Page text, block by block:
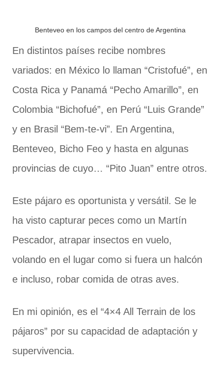
Benteveo en los campos del centro de Argentina
En distintos países recibe nombres
variados: en México lo llaman “Cristofué”, en
Costa Rica y Panamá “Pecho Amarillo”, en
Colombia “Bichofué”, en Perú “Luis Grande”
y en Brasil “Bem-te-vi”. En Argentina,
Benteveo, Bicho Feo y hasta en algunas
provincias de cuyo… “Pito Juan” entre otros.
Este pájaro es oportunista y versátil. Se le
ha visto capturar peces como un Martín
Pescador, atrapar insectos en vuelo,
volando en el lugar como si fuera un halcón
e incluso, robar comida de otras aves.
En mi opinión, es el “4×4 All Terrain de los
pájaros” por su capacidad de adaptación y
supervivencia.